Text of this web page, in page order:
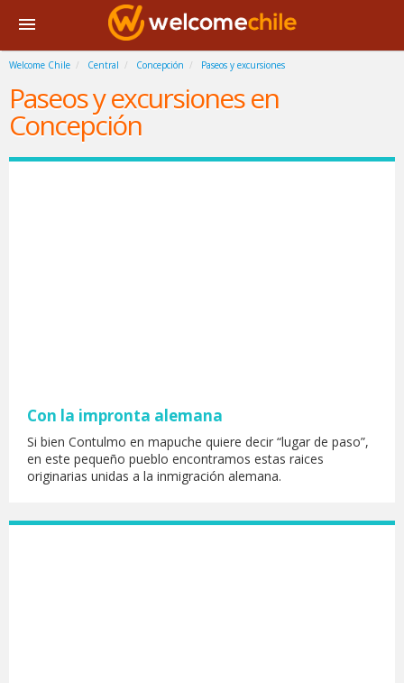
Welcome Chile Central Concepción Paseos y excursiones
Paseos y excursiones en
Concepción
Con la impronta alemana
Si bien Contulmo en mapuche quiere decir “lugar de paso”,
en este pequeño pueblo encontramos estas raices
originarias unidas a la inmigración alemana.